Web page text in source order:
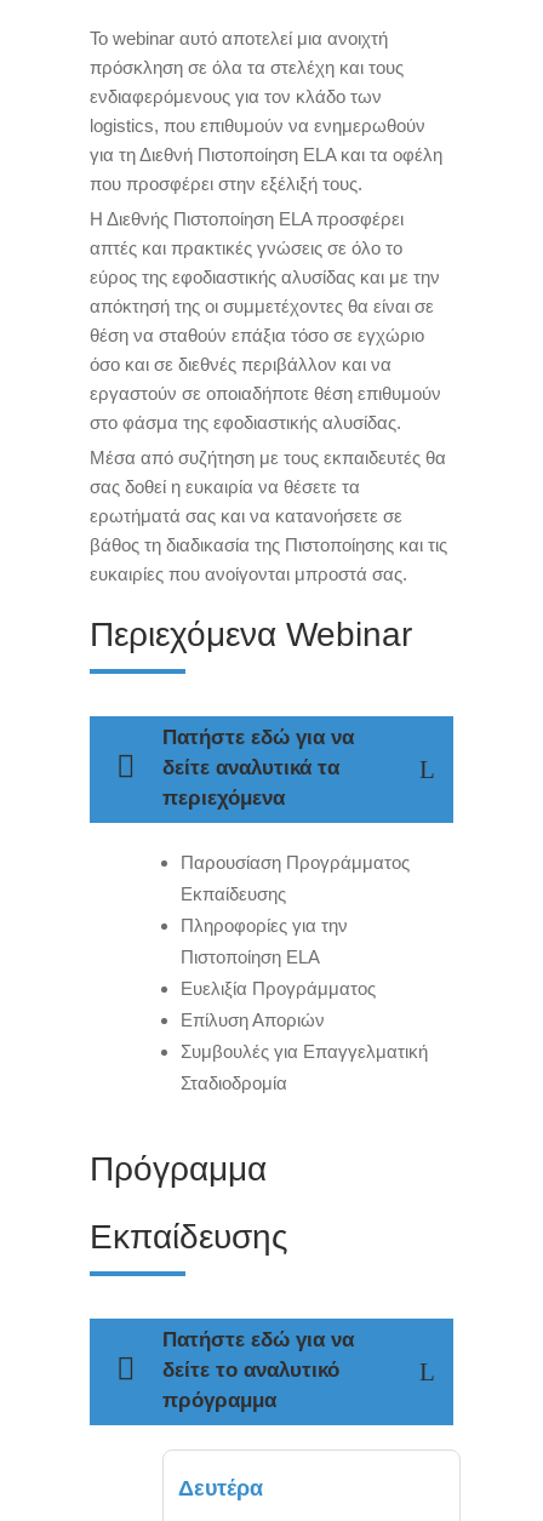
Το webinar αυτό αποτελεί μια ανοιχτή
πρόσκληση σε όλα τα στελέχη και τους
ενδιαφερόμενους για τον κλάδο των
logistics, που επιθυμούν να ενημερωθούν
για τη Διεθνή Πιστοποίηση ELA και τα οφέλη
που προσφέρει στην εξέλιξή τους.
Η Διεθνής Πιστοποίηση ELA προσφέρει
απτές και πρακτικές γνώσεις σε όλο το
εύρος της εφοδιαστικής αλυσίδας και με την
απόκτησή της οι συμμετέχοντες θα είναι σε
θέση να σταθούν επάξια τόσο σε εγχώριο
όσο και σε διεθνές περιβάλλον και να
εργαστούν σε οποιαδήποτε θέση επιθυμούν
στο φάσμα της εφοδιαστικής αλυσίδας.
Μέσα από συζήτηση με τους εκπαιδευτές θα
σας δοθεί η ευκαιρία να θέσετε τα
ερωτήματά σας και να κατανοήσετε σε
βάθος τη διαδικασία της Πιστοποίησης και τις
ευκαιρίες που ανοίγονται μπροστά σας.
Περιεχόμενα Webinar
Πατήστε εδώ για να
δείτε αναλυτικά τα
περιεχόμενα
Παρουσίαση Προγράμματος
Εκπαίδευσης
Πληροφορίες για την
Πιστοποίηση ELA
Ευελιξία Προγράμματος
Επίλυση Αποριών
Συμβουλές για Επαγγελματική
Σταδιοδρομία
Πρόγραμμα
Εκπαίδευσης
Πατήστε εδώ για να
δείτε το αναλυτικό
πρόγραμμα
Δευτέρα